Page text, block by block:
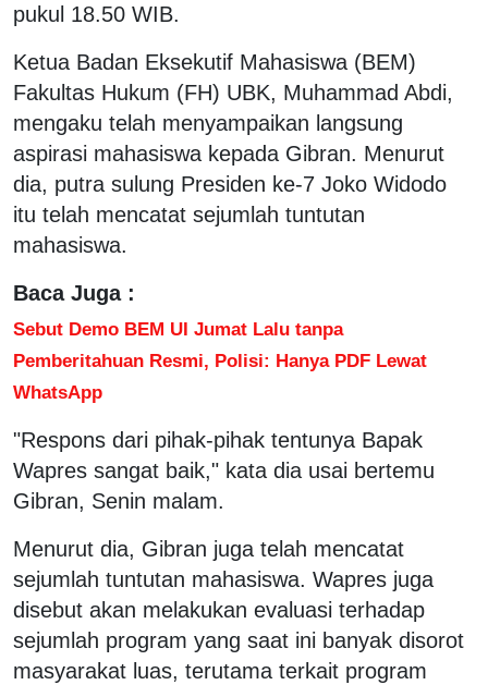
pukul 18.50 WIB.
Ketua Badan Eksekutif Mahasiswa (BEM)
Fakultas Hukum (FH) UBK, Muhammad Abdi,
mengaku telah menyampaikan langsung
aspirasi mahasiswa kepada Gibran. Menurut
dia, putra sulung Presiden ke-7 Joko Widodo
itu telah mencatat sejumlah tuntutan
mahasiswa.
Baca Juga :
Sebut Demo BEM UI Jumat Lalu tanpa
Pemberitahuan Resmi, Polisi: Hanya PDF Lewat
WhatsApp
"Respons dari pihak-pihak tentunya Bapak
Wapres sangat baik," kata dia usai bertemu
Gibran, Senin malam.
Menurut dia, Gibran juga telah mencatat
sejumlah tuntutan mahasiswa. Wapres juga
disebut akan melakukan evaluasi terhadap
sejumlah program yang saat ini banyak disorot
masyarakat luas, terutama terkait program